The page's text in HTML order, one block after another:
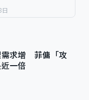
需求增 菲傭「攻
近一倍